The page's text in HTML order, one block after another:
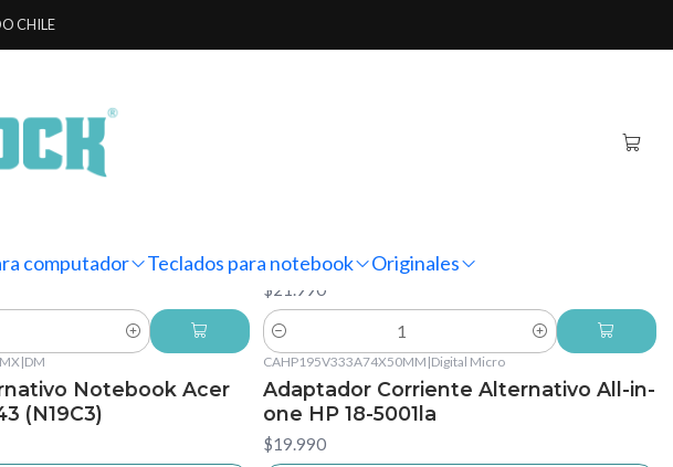
computador Teclados para notebook Originales
CHILE
Alternativos
31P-31TH (N23G1)
Aspire 1 A114-33-C882 (N20Q1)
$21.990
Cantidad
|DM
Notebook Acer
(N19C3)
CAHP195V333A74X50MM |Digital Micro
Adaptador Corriente Alternativo All-in-
one HP 18-5001la
$19.990